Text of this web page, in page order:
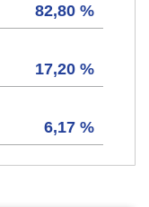
82,80 %
17,20 %
6,17 %